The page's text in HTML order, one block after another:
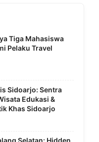
Tiga Mahasiswa
Pelaku Travel
Sidoarjo: Sentra
Edukasi &
Khas Sidoarjo